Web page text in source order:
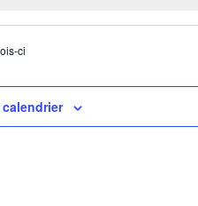
ci
calendrier